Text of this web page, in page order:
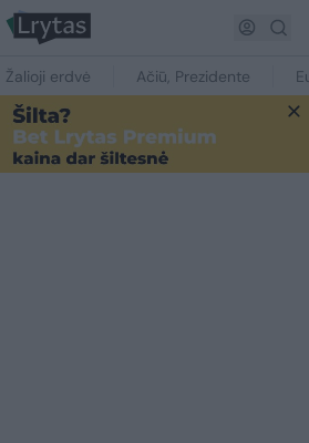
Žalioji erdvė Ačiū, Prezidente